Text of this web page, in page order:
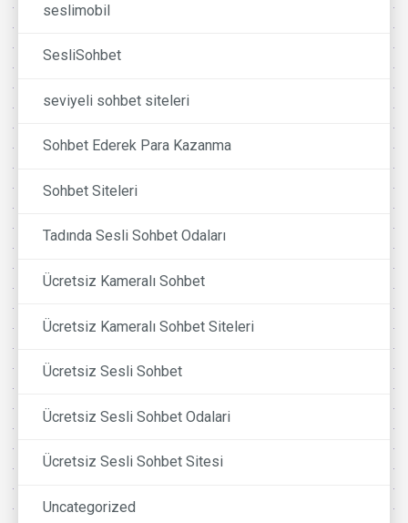
seslimobil
SesliSohbet
seviyeli sohbet siteleri
Sohbet Ederek Para Kazanma
Sohbet Siteleri
Tadında Sesli Sohbet Odaları
Ücretsiz Kameralı Sohbet
Ücretsiz Kameralı Sohbet Siteleri
Ücretsiz Sesli Sohbet
Ücretsiz Sesli Sohbet Odalari
Ücretsiz Sesli Sohbet Sitesi
Uncategorized